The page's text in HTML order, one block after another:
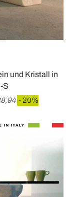
und Kristall in
S
- 20%